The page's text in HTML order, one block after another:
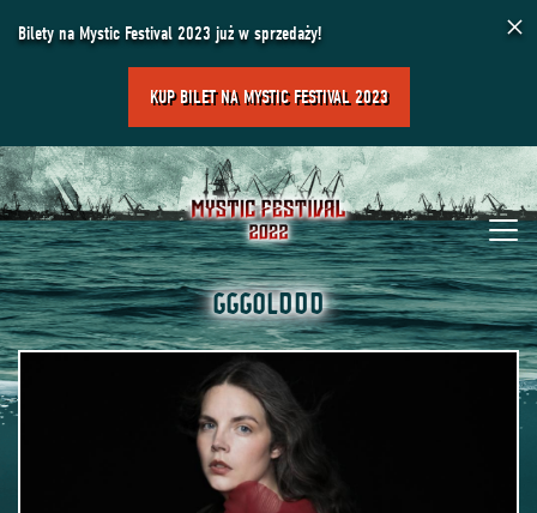
Bilety na Mystic Festival 2023 już w sprzedaży!
KUP BILET NA MYSTIC FESTIVAL 2023
×
GGGOLDDD